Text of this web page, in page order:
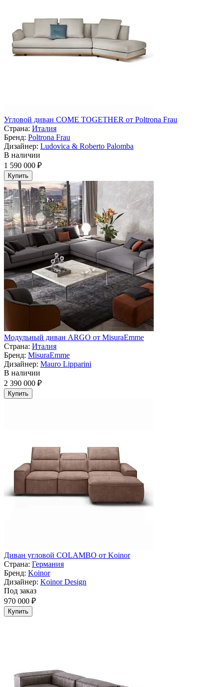
Угловой диван COME TOGETHER от Poltrona Frau
Страна: Италия
Бренд: Poltrona Frau
Дизайнер: Ludovica & Roberto Palomba
В наличии
1 590 000 ₽
Купить
Модульный диван ARGO от MisuraEmme
Страна: Италия
Бренд: MisuraEmme
Дизайнер: Mauro Lipparini
В наличии
2 390 000 ₽
Купить
Диван угловой COLAMBO от Koinor
Страна: Германия
Бренд: Koinor
Дизайнер: Koinor Design
Под заказ
970 000 ₽
Купить